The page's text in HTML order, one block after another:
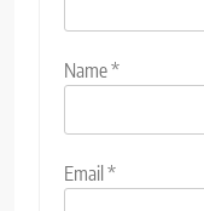
Name*
Email *